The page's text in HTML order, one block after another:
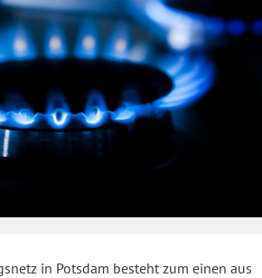
in Potsdam besteht zum einen aus